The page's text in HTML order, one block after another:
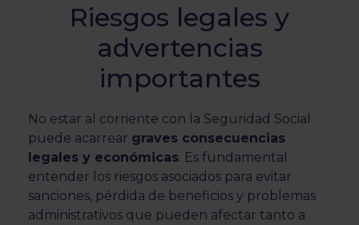
Riesgos legales y
advertencias
importantes
No estar al corriente con la Seguridad Social
puede acarrear graves consecuencias
legales y económicas. Es fundamental
entender los riesgos asociados para evitar
sanciones, pérdida de beneficios y problemas
administrativos que pueden afectar tanto a